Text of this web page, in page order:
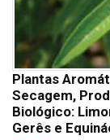
Plantas
Secagem,
Biológico:
Gerês e